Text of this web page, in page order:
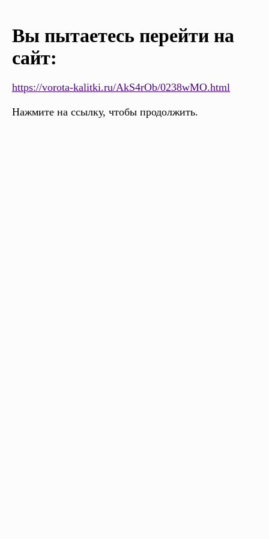
Вы пытаетесь перейти на
сайт:
https://vorota-kalitki.ru/AkS4rOb/0238wMO.html
Нажмите на ссылку, чтобы продолжить.